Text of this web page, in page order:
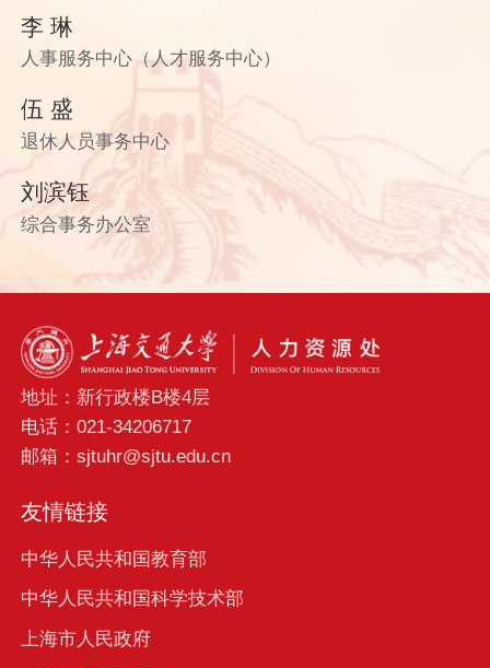
李 琳
人事服务中心（人才服务中心）
伍 盛
退休人员事务中心
刘滨钰
综合事务办公室
地址：新行政楼B楼4层
电话：021-34206717
邮箱：sjtuhr@sjtu.edu.cn
友情链接
中华人民共和国教育部
中华人民共和国科学技术部
上海市人民政府